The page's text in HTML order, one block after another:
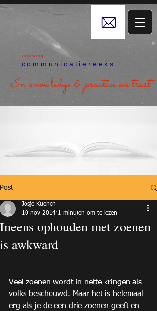
uitgeverij
c o m m u n i c a t i e r e e k s
In knowledge &practice we trust
Post
Ineens ophouden met zoenen
is awkward
Josje Kuenen
10 nov 2014 1 minuten om te lezen
Veel zoenen wordt in nette kringen als
volks beschouwd. Maar het is helemaal
erg als je de een drie zoenen geeft en